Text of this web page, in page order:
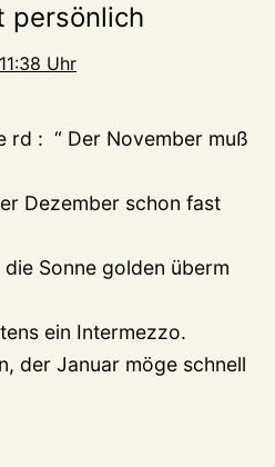
persönlich
Uhr
rd : “ Der November muß
Dezember schon fast
Sonne golden überm
ein Intermezzo.
der Januar möge schnell